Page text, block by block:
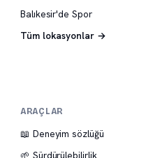
Balıkesir'de Spor
Tüm lokasyonlar →
ARAÇLAR
📖 Deneyim sözlüğü
🌱 Sürdürülebilirlik